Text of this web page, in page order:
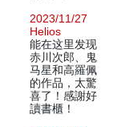
2023/11/27
Helios
能在这里发现
赤川次郎、鬼
马星和高羅佩
的作品，太驚
喜了！感謝好
讀書櫃！